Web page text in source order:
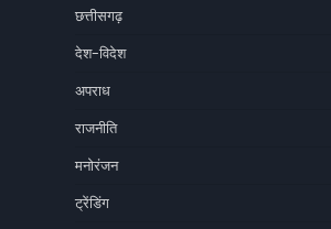
छत्तीसगढ़
देश-विदेश
अपराध
राजनीति
मनोरंजन
ट्रेंडिंग